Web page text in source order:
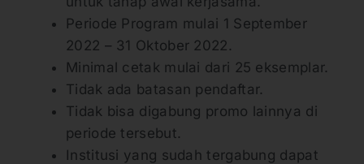
Periode Program mulai 1 September
2022 – 31 Oktober 2022.
Minimal cetak mulai dari 25 eksemplar.
Tidak ada batasan pendaftar.
Tidak bisa digabung promo lainnya di
periode tersebut.
Institusi yang sudah tergabung dapat